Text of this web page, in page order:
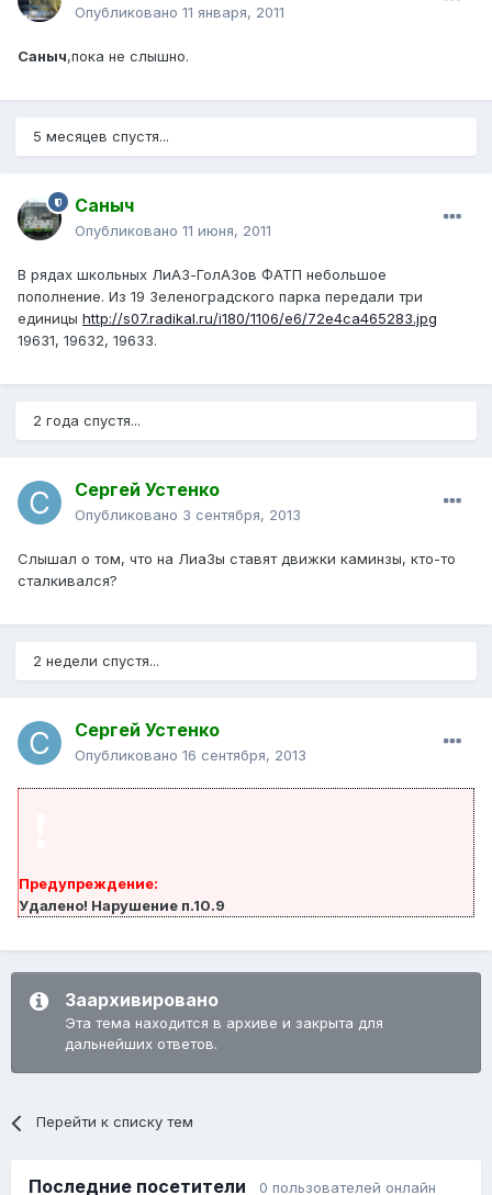
Опубликовано 11 января, 2011
Саныч,пока не слышно.
5 месяцев спустя...
Саныч
Опубликовано 11 июня, 2011
В рядах школьных ЛиАЗ-ГолАЗов ФАТП небольшое
пополнение. Из 19 Зеленоградского парка передали три
единицы http://s07.radikal.ru/i180/1106/e6/72e4ca465283.jpg
19631, 19632, 19633.
2 года спустя...
Сергей Устенко
Опубликовано 3 сентября, 2013
Слышал о том, что на ЛиаЗы ставят движки каминзы, кто-то
сталкивался?
2 недели спустя...
Сергей Устенко
Опубликовано 16 сентября, 2013
Предупреждение:
Удалено! Нарушение п.10.9
Заархивировано
Эта тема находится в архиве и закрыта для
дальнейших ответов.
Перейти к списку тем
Последние посетители 0 пользователей онлайн